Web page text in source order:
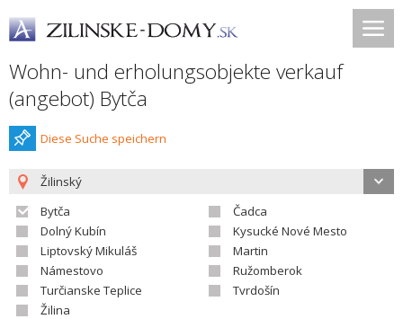
Wohn- und erholungsobjekte verkauf
(angebot) Bytča
Diese Suche speichern
Žilinský
Bytča
Čadca
Dolný Kubín
Kysucké Nové Mesto
Liptovský Mikuláš
Martin
Námestovo
Ružomberok
Turčianske Teplice
Tvrdošín
Žilina